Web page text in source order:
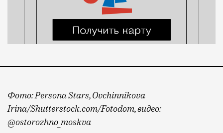
Фото: Persona Stars, Ovchinnikova
Irina/Shutterstock.com/Fotodom, видео:
@ostorozhno_moskva